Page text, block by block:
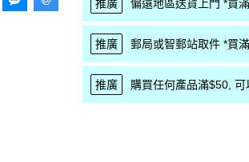
推廣 偏遠地區送貨上門 *買
推廣 郵局或智郵站取件 *買
推廣 購買任何產品滿$50,